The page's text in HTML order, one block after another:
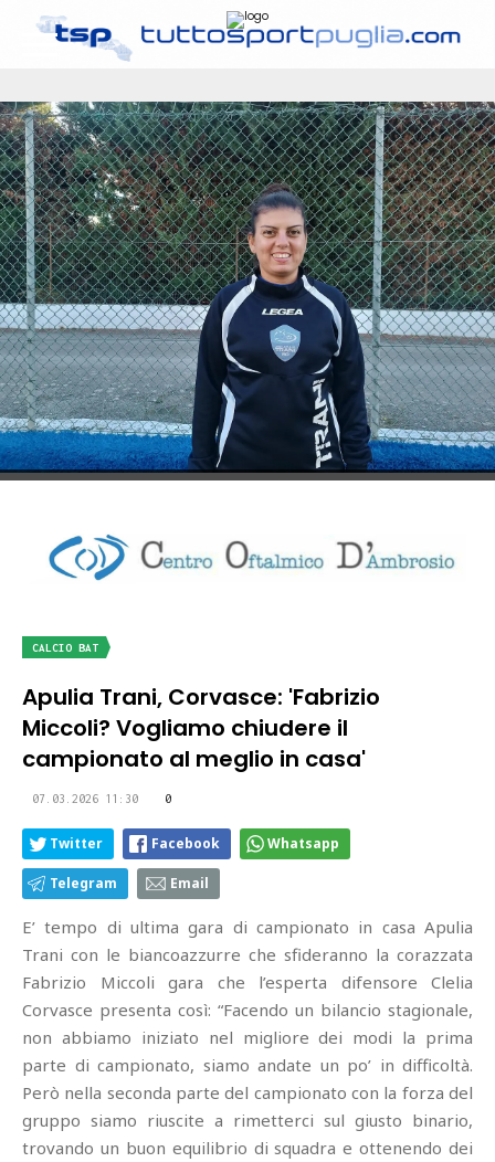
CALCIO BAT
Apulia Trani, Corvasce: 'Fabrizio
Miccoli? Vogliamo chiudere il
campionato al meglio in casa'
07.03.2026 11:30 0
Twitter Facebook Whatsapp
Telegram Email
E’ tempo di ultima gara di campionato in casa Apulia
Trani con le biancoazzurre che sfideranno la corazzata
Fabrizio Miccoli gara che l’esperta difensore Clelia
Corvasce presenta così: “Facendo un bilancio stagionale,
non abbiamo iniziato nel migliore dei modi la prima
parte di campionato, siamo andate un po’ in difficoltà.
Però nella seconda parte del campionato con la forza del
gruppo siamo riuscite a rimetterci sul giusto binario,
trovando un buon equilibrio di squadra e ottenendo dei